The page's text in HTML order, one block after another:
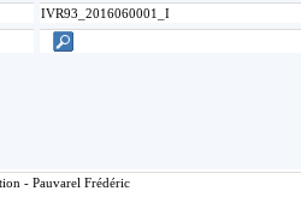
IVR93_2016060001_I
- Pauvarel Frédéric